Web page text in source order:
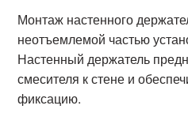
Монтаж настенного
неотъемлемой частью
Настенный держатель
смесителя к стене и
фиксацию.